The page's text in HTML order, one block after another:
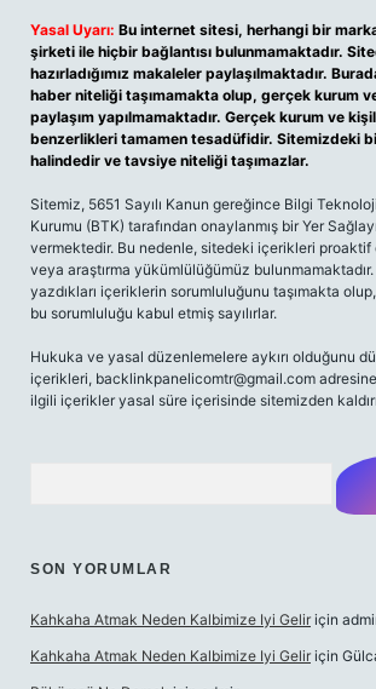
Yasal Uyarı: Bu internet sitesi, herhangi bir
şirketi ile hiçbir bağlantısı bulunmamaktadır.
hazırladığımız makaleler paylaşılmaktadır.
haber niteliği taşımamakta olup, gerçek kurum
paylaşım yapılmamaktadır. Gerçek kurum ve
benzerlikleri tamamen tesadüfidir. Sitemizdeki
halindedir ve tavsiye niteliği taşımazlar.
Sitemiz, 5651 Sayılı Kanun gereğince Bilgi
Kurumu (BTK) tarafından onaylanmış bir Yer
vermektedir. Bu nedenle, sitedeki içerikleri
veya araştırma yükümlülüğümüz
yazdıkları içeriklerin sorumluluğunu taşımakta
bu sorumluluğu kabul etmiş sayılırlar.
Hukuka ve yasal düzenlemelere aykırı olduğunu
içerikleri, backlinkpanelicomtr@gmail.com
ilgili içerikler yasal süre içerisinde sitemizden
SON YORUMLAR
Kahkaha Atmak Neden Kalbimize Iyi Gelir için
Kahkaha Atmak Neden Kalbimize Iyi Gelir için